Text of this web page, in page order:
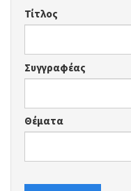
Τίτλος
Συγγραφέας
Θέματα